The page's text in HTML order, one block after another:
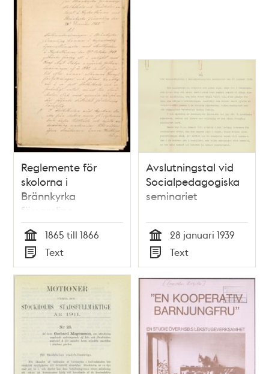
Reglemente för
skolorna i
Brännkyrka
församling
(nuvarande
söderförort),
fastställda 1866
Tid
1865 till 1866
Typ
Text
Avslutningstal vid
Socialpedagogiska
seminariet
Tid
28 januari 1939
Typ
Text